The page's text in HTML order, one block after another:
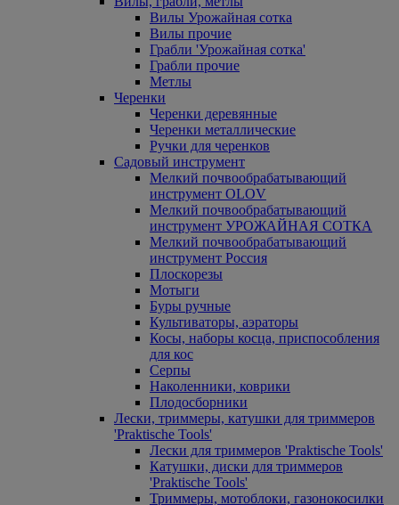
Вилы Урожайная сотка
Вилы прочие
Грабли 'Урожайная сотка'
Грабли прочие
Метлы
Черенки
Черенки деревянные
Черенки металлические
Ручки для черенков
Садовый инструмент
Мелкий почвообрабатывающий
инструмент OLOV
Мелкий почвообрабатывающий
инструмент УРОЖАЙНАЯ СОТКА
Мелкий почвообрабатывающий
инструмент Россия
Плоскорезы
Мотыги
Буры ручные
Культиваторы, аэраторы
Косы, наборы косца, приспособления
для кос
Серпы
Наколенники, коврики
Плодосборники
Лески, триммеры, катушки для триммеров
'Praktische Tools'
Лески для триммеров 'Praktische Tools'
Катушки, диски для триммеров
'Praktische Tools'
Триммеры, мотоблоки, газонокосилки